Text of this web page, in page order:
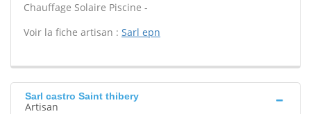
Chauffage Solaire Piscine -
Voir la fiche artisan : Sarl epn
Sarl castro Saint thibery
Artisan